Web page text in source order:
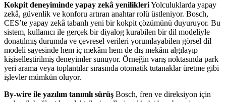
Kokpit deneyiminde yapay zekâ yenilikleriYolculuklarda yapay
zekâ, güvenlik ve konforu artıran anahtar rolü üstleniyor. Bosch,
CES’te yapay zekâ tabanlı yeni bir kokpit çözümünü duyuruyor. Bu
sistem, kullanıcı ile gerçek bir diyalog kurabilen bir dil modeliyle
donatılmış durumda ve çevresel verileri yorumlayabilen görsel dil
modeli sayesinde hem iç mekânı hem de dış mekânı algılayıp
kişiselleştirilmiş deneyimler sunuyor. Örneğin varış noktasında park
yeri arama veya toplantılar sırasında otomatik tutanaklar üretme gibi
işlevler mümkün oluyor.
By-wire ile yazılım tanımlı sürüş Bosch, fren ve direksiyon için